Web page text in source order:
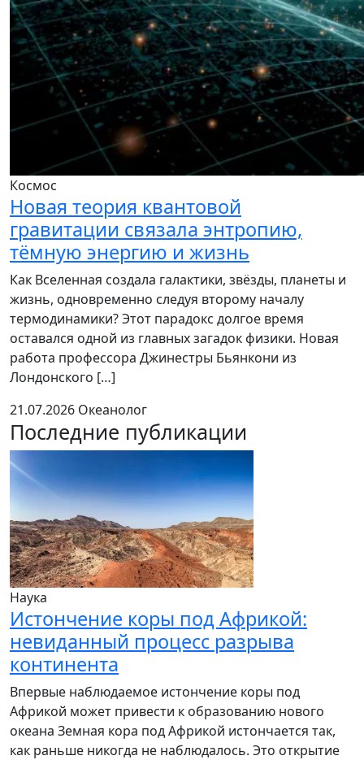
Космос
Новая теория квантовой
гравитации связала энтропию,
тёмную энергию и жизнь
Как Вселенная создала галактики, звёзды, планеты и
жизнь, одновременно следуя второму началу
термодинамики? Этот парадокс долгое время
оставался одной из главных загадок физики. Новая
работа профессора Джинестры Бьянкони из
Лондонского […]
21.07.2026 Океанолог
Последние публикации
Наука
Истончение коры под Африкой:
невиданный процесс разрыва
континента
Впервые наблюдаемое истончение коры под
Африкой может привести к образованию нового
океана Земная кора под Африкой истончается так,
как раньше никогда не наблюдалось. Это открытие